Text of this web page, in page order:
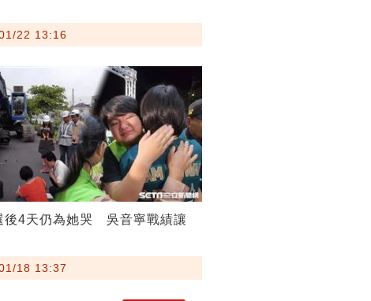
22 13:16
後4天仍為她哭 吳音寧戰績讓
18 13:37